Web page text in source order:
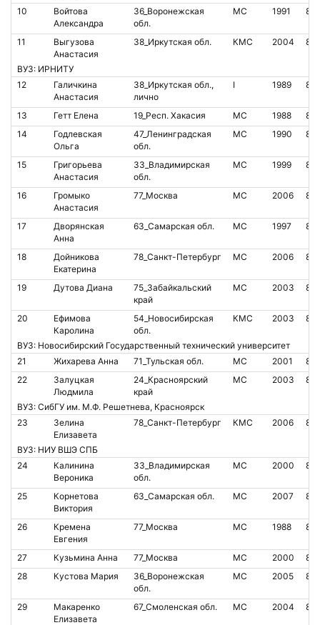
10
Войтова
Александра
36_Воронежская
обл.
МС 1991
11
Выгузова
Анастасия
38_Иркутская обл. КМС 2004
ВУЗ: ИРНИТУ
12
Галичкина
Анастасия
38_Иркутская обл.,
лично
I 1989
13 Гетт Елена 19_Респ. Хакасия МС 1988
14
Годлевская
Ольга
47_Ленинградская
обл.
МС 1990
15
Григорьева
Анастасия
33_Владимирская
обл.
МС 1999
16
Громыко
Анастасия
77_Москва МС 2006
17
Дворянская
Анна
63_Самарская обл. МС 1997
18
Дойникова
Екатерина
78_Санкт-Петербург МС 2006
19 Дутова Диана
75_Забайкальский
край
МС 2003
20
Ефимова
Каролина
54_Новосибирская
обл.
КМС 2003
ВУЗ: Новосибирский Государственный технический университет
21
Жихарева Анна 71_Тульская обл. МС 2001
22
Залуцкая
Людмила
24_Красноярский
край
МС 2003
ВУЗ: СибГУ им. М.Ф. Решетнева, Красноярск
23
Зелина
Елизавета
78_Санкт-Петербург КМС 2006
ВУЗ: НИУ ВШЭ СПБ
24
Калинина
Вероника
33_Владимирская
обл.
МС 2000
25
Корнетова
Виктория
63_Самарская обл. МС 2007
26
Кремена
Евгения
77_Москва МС 1988
27 Кузьмина Анна 77_Москва МС 2000
28
Кустова Мария
36_Воронежская
обл.
МС 2005
29
Макаренко
Елизавета
67_Смоленская обл. МС 2004